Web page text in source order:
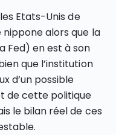
Etats-Unis de
alors que la
Fed) en est à son
que l’institution
d’un possible
de cette politique
le bilan réel de ces